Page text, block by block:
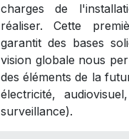
charges de
réaliser. Cette
garantit des bases
vision globale nous
des éléments de la
électricité,
surveillance).